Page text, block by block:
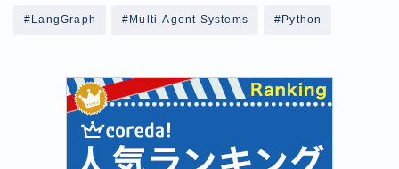
#LangGraph #Multi-Agent Systems #Python